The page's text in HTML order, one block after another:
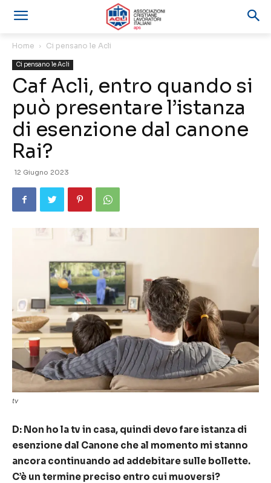
Home Ci pensano le Acli
Ci pensano le Acli
Caf Acli, entro quando si
può presentare l’istanza
di esenzione dal canone
Rai?
12 Giugno 2023
tv
D: Non ho la tv in casa, quindi devo fare istanza di
esenzione dal Canone che al momento mi stanno
ancora continuando ad addebitare sulle bollette.
C’è un termine preciso entro cui muoversi?